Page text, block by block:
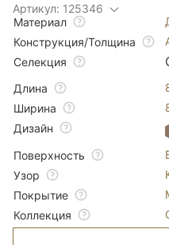
Артикул: 125346
Материал
Конструкция/Толщина
Селекция
Длина
Ширина
Дизайн
Поверхность
Узор
Покрытие
Коллекция